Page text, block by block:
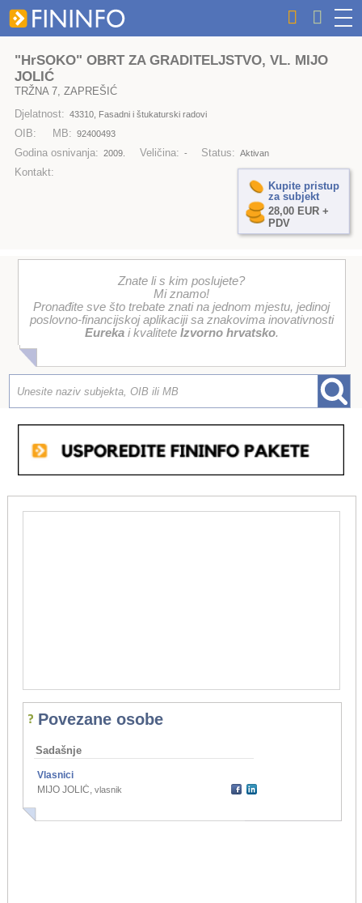
"HrSOKO" OBRT ZA GRADITELJSTVO, VL. MIJO
JOLIĆ
TRŽNA 7, ZAPREŠIĆ
Djelatnost: 43310, Fasadni i štukaturski radovi
OIB: MB: 92400493
Godina osnivanja: 2009. Veličina: - Status: Aktivan
Kontakt:
Kupite pristup
za subjekt
28,00 EUR +
PDV
Znate li s kim poslujete?
Mi znamo!
Pronađite sve što trebate znati na jednom mjestu, jedinoj
poslovno-financijskoj aplikaciji sa znakovima inovativnosti
Eurekai kvalitete Izvorno hrvatsko.
Povezane osobe
Sadašnje
Vlasnici
MIJO JOLIĆ, vlasnik